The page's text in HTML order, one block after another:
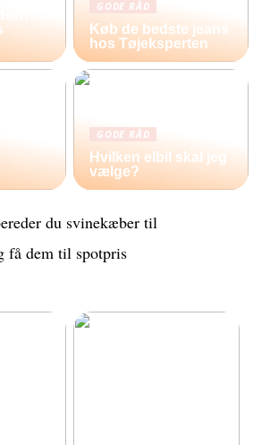
GODE RÅD
Køb de bedste jeans
hos Tøjeksperten
GODE RÅD
Hvilken elbil skal jeg
vælge?
du svinekæber til
få dem til spotpris